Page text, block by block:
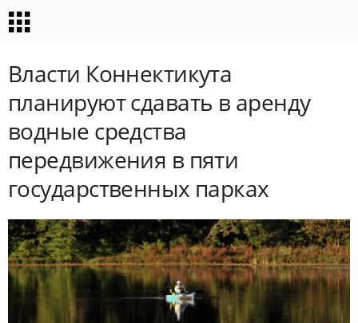
Власти Коннектикута
планируют сдавать в аренду
водные средства
передвижения в пяти
государственных парках